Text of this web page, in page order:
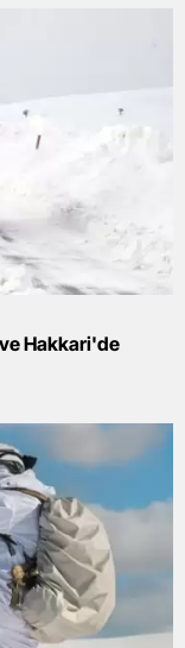
ve Hakkari'de